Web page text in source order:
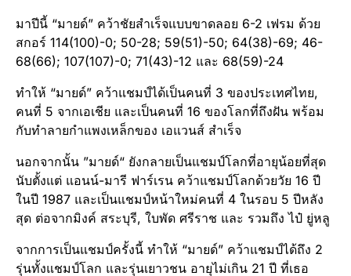
มาปีนี้ “มายด์” คว้าชัยสำเร็จแบบขาดลอย 6-2 เฟรม ด้วย
สกอร์ 114(100)-0; 50-28; 59(51)-50; 64(38)-69; 46-
68(66); 107(107)-0; 71(43)-12 และ 68(59)-24
ทำให้ “มายด์” คว้าแชมป์ได้เป็นคนที่ 3 ของประเทศไทย,
คนที่ 5 จากเอเชีย และเป็นคนที่ 16 ของโลกที่ถึงฝัน พร้อม
กับทำลายกำแพงเหล็กของ เอแวนส์ สำเร็จ
นอกจากนั้น ”มายด์“ ยังกลายเป็นแชมป์โลกที่อายุน้อยที่สุด
นับตั้งแต่ แอนน์-มารี ฟาร์เรน คว้าแชมป์โลกด้วยวัย 16 ปี
ในปี 1987 และเป็นแชมป์หน้าใหม่คนที่ 4 ในรอบ 5 ปีหลัง
สุด ต่อจากมิงค์ สระบุรี, ใบพัด ศรีราช และ รวมถึง ไป๋ ยู่หลู
จากการเป็นแชมป์ครั้งนี้ ทำให้ “มายด์” คว้าแชมป์ได้ถึง 2
รุ่นทั้งแชมป์โลก และรุ่นเยาวชน อายุไม่เกิน 21 ปี ที่เธอ